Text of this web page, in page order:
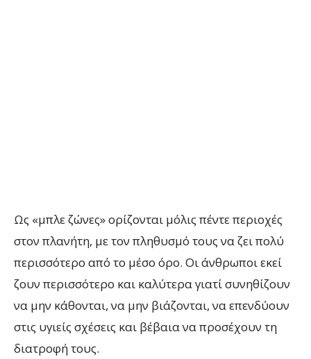
Ως «μπλε ζώνες» ορίζονται μόλις πέντε περιοχές
στον πλανήτη, με τον πληθυσμό τους να ζει πολύ
περισσότερο από το μέσο όρο. Οι άνθρωποι εκεί
ζουν περισσότερο και καλύτερα γιατί συνηθίζουν
να μην κάθονται, να μην βιάζονται, να επενδύουν
στις υγιείς σχέσεις και βέβαια να προσέχουν τη
διατροφή τους.